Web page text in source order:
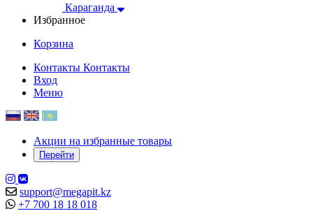
Караганда
Избранное
Корзина
Контакты Контакты
Вход
Меню
Акции на избранные товары
Перейти
support@megapit.kz
+7 700 18 18 018